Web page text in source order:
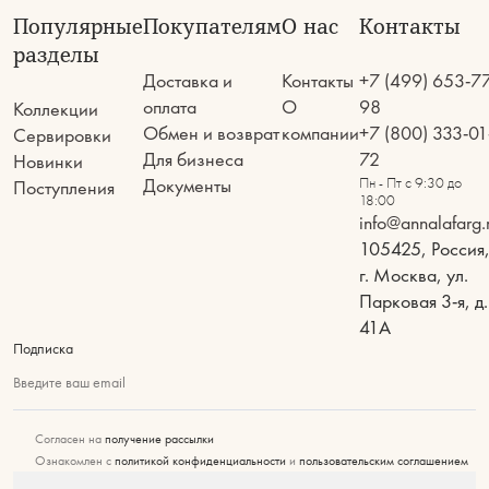
Популярные
разделы
Коллекции
Сервировки
Новинки
Поступления
Покупателям
Доставка и
оплата
Обмен и возврат
Для бизнеса
Документы
О нас
Контакты
О
компании
Контакты
+7 (499) 653-
98
+7 (800) 333-
72
Пн - Пт с 9:30 до
18:00
105425, Россия,
г. Москва, ул.
Парковая 3-я, д.
41А
Подписка
Введите ваш email
Согласен на получение рассылки
Ознакомлен с политикой конфиденциальности и пользовательским соглашением